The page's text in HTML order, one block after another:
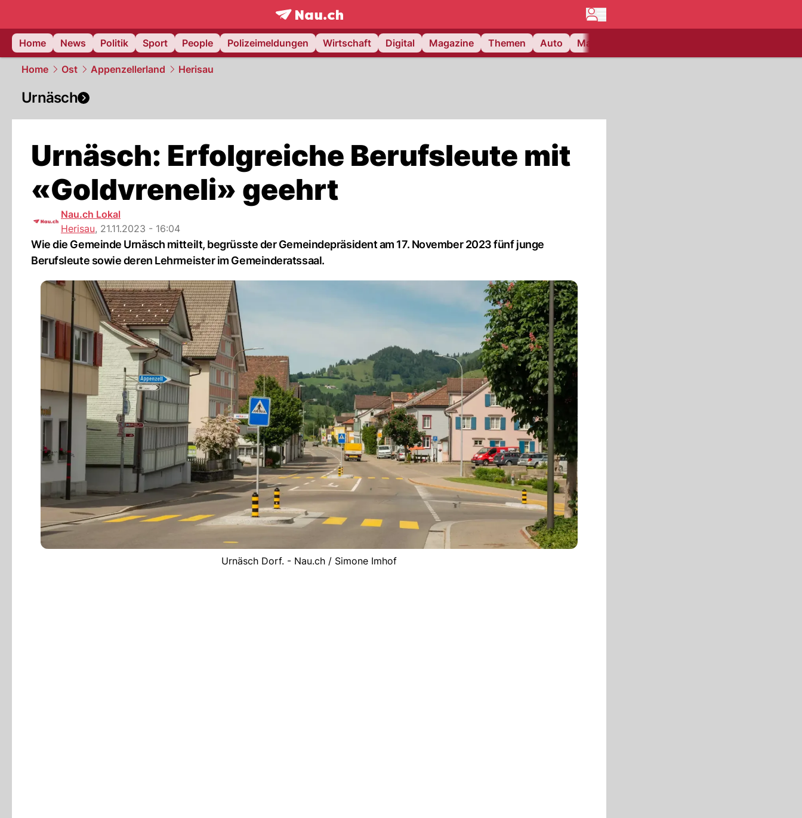
frontpage.NAU.ch
Home
News Politik Sport People Polizeimeldungen Wirtschaft Digital Magazine Themen Auto Matchcenter
Home Ost Appenzellerland Herisau
Urnäsch
Urnäsch: Erfolgreiche Berufsleute mit
«Goldvreneli» geehrt
Nau.ch Lokal
Herisau, 21.11.2023 - 16:04
Wie die Gemeinde Urnäsch mitteilt, begrüsste der Gemeindepräsident am 17. November 2023 fünf junge
Berufsleute sowie deren Lehrmeister im Gemeinderatssaal.
Urnäsch Dorf. - Nau.ch / Simone Imhof